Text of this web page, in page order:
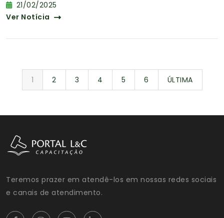
21/02/2025
Ver Notícia
1 2 3 4 5 6 ÚLTIMA
Teremos prazer em atendê-los em nossas redes sociais
e canais de atendimento.